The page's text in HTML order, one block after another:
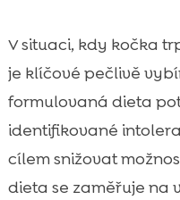
V situaci, kdy kočka
je klíčové pečlivě
formulovaná dieta
identifikované
cílem snižovat
dieta se zaměřuje